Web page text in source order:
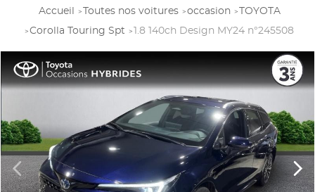
Accueil Toutes nos voitures occasion
TOYOTA
Corolla Touring Spt
1.8 140ch Design MY24 n°245508